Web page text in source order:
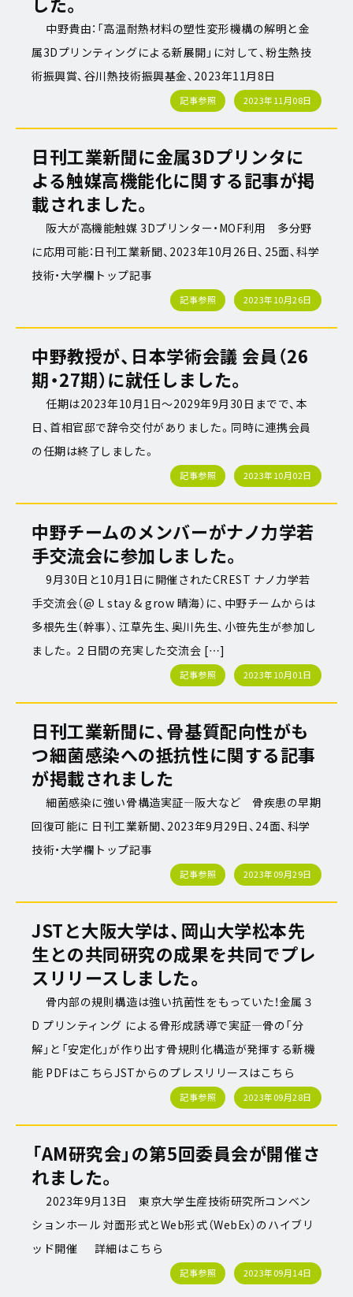
中野貴由：「高温耐熱材料の塑性変形機構の解明と金
属3Dプリンティングによる新展開」に対して、粉生熱技
術振興賞、谷川熱技術振興基金、2023年11月8日
記事参照 2023年11月08日
日刊工業新聞に金属3Dプリンタに
よる触媒高機能化に関する記事が掲
載されました。
阪大が高機能触媒 3Dプリンター・MOF利用 多分野
に応用可能：日刊工業新聞、2023年10月26日、25面、科学
技術・大学欄トップ記事
記事参照 2023年10月26日
中野教授が、日本学術会議 会員（26
期・27期）に就任しました。
任期は2023年10月1日～2029年9月30日までで、本
日、首相官邸で辞令交付がありました。同時に連携会員
の任期は終了しました。
記事参照 2023年10月02日
中野チームのメンバーがナノ力学若
手交流会に参加しました。
9月30日と10月1日に開催されたCREST ナノ力学若
手交流会（@ L stay & grow 晴海）に、中野チームからは
多根先生（幹事）、江草先生、奥川先生、小笹先生が参加し
ました。２日間の充実した交流会 […]
記事参照 2023年10月01日
日刊工業新聞に、骨基質配向性がも
つ細菌感染への抵抗性に関する記事
が掲載されました
細菌感染に強い骨構造実証―阪大など 骨疾患の早期
回復可能に 日刊工業新聞、2023年9月29日、24面、科学
技術・大学欄トップ記事
記事参照 2023年09月29日
JSTと大阪大学は、岡山大学松本先
生との共同研究の成果を共同でプレ
スリリースしました。
骨内部の規則構造は強い抗菌性をもっていた！金属３
D プリンティング による骨形成誘導で実証―骨の「分
解」と「安定化」が作り出す骨規則化構造が発揮する新機
能 PDFはこちらJSTからのプレスリリースはこちら
記事参照 2023年09月28日
「AM研究会」の第5回委員会が開催さ
れました。
2023年9月13日 東京大学生産技術研究所コンベン
ションホール 対面形式とWeb形式（WebEx）のハイブリ
ッド開催 詳細はこちら
記事参照 2023年09月14日